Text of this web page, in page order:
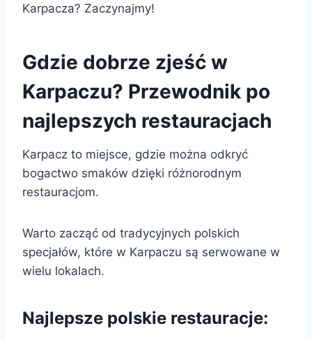
Karpacza? Zaczynajmy!
Gdzie dobrze zjeść w
Karpaczu? Przewodnik po
najlepszych restauracjach
Karpacz to miejsce, gdzie można odkryć
bogactwo smaków dzięki różnorodnym
restauracjom.
Warto zacząć od tradycyjnych polskich
specjałów, które w Karpaczu są serwowane w
wielu lokalach.
Najlepsze polskie restauracje: